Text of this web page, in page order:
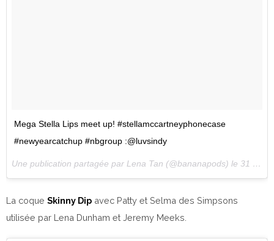
Mega Stella Lips meet up! #stellamccartneyphonecase
#newyearcatchup #nbgroup :@luvsindy
Une publication partagée par Lena Tan (@bananapods) le 31 Déc. 2016 à 23h34 PST
La coque Skinny Dip avec Patty et Selma des Simpsons
utilisée par Lena Dunham et Jeremy Meeks.